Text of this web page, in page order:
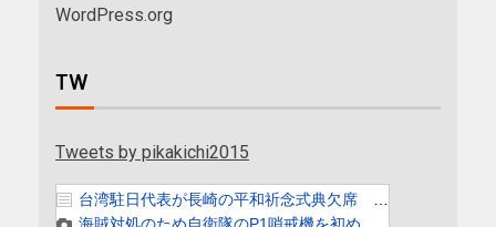
WordPress.org
TW
Tweets by pikakichi2015